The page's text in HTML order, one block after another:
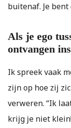
buitenaf. Je
Als je ego
ontvangen
Ik spreek vaak
zijn op hoe zij
verweren. “Ik
krijg je niet